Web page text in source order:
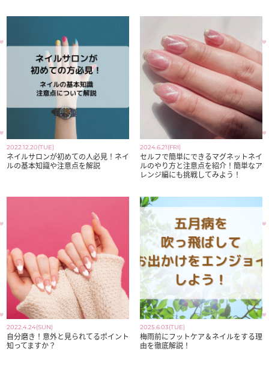
2022.12.20(TUE)
ネイルサロンが初めての人必見！ネイ
ルの基本知識や注意点を解説
2024.6.21(FRI)
セルフで簡単にできるマグネットネイ
ルのやり方と注意点を紹介！簡単なア
レンジ編にも挑戦してみよう！
2022.4.24(SUN)
自分磨き！意外と見られてるポイント
知ってますか？
2025.6.03(TUE)
梅雨前にフットケア＆ネイルをする理
由を徹底解説！